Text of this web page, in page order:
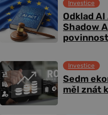
Odklad
Shadow
Investice
Sedm
měl znát
Investice